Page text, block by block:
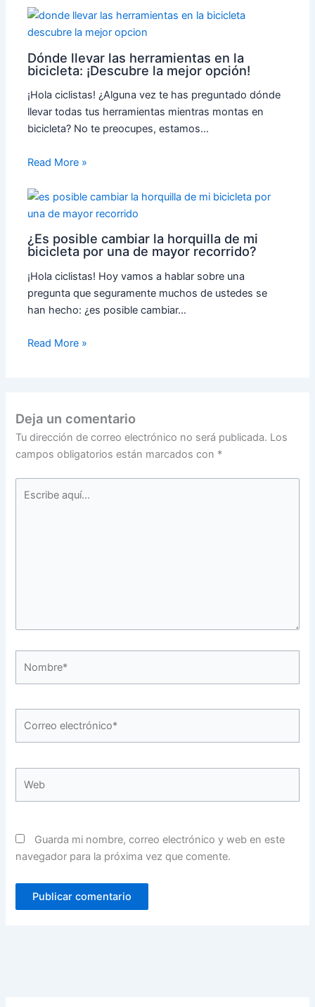
Dónde llevar las herramientas en la
bicicleta: ¡Descubre la mejor opción!
¡Hola ciclistas! ¿Alguna vez te has preguntado dónde
llevar todas tus herramientas mientras montas en
bicicleta? No te preocupes, estamos…
Read More »
¿Es posible cambiar la horquilla de mi
bicicleta por una de mayor recorrido?
¡Hola ciclistas! Hoy vamos a hablar sobre una
pregunta que seguramente muchos de ustedes se
han hecho: ¿es posible cambiar…
Read More »
Deja un comentario
Tu dirección de correo electrónico no será publicada. Los
campos obligatorios están marcados con *
aquí...
Guarda mi nombre, correo electrónico y web en este
navegador para la próxima vez que comente.